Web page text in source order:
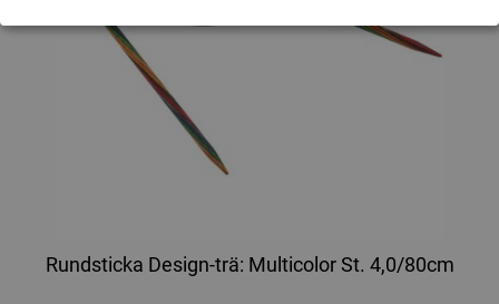
Rundsticka Design-trä: Multicolor St. 4,0/80cm